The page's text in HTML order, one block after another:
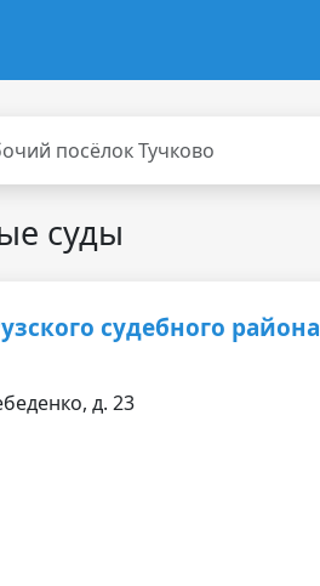
посёлок Тучково
суды
судебного района
д. 23